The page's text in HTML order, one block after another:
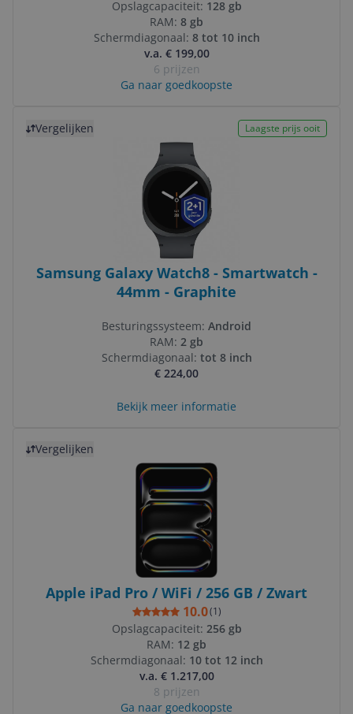
Opslagcapaciteit: 128 gb
RAM: 8 gb
Schermdiagonaal: 8 tot 10 inch
v.a. € 199,00
6 prijzen
Ga naar goedkoopste
Vergelijken Laagste prijs ooit
Samsung Galaxy Watch8 - Smartwatch -
44mm - Graphite
Besturingssysteem: Android
RAM: 2 gb
Schermdiagonaal: tot 8 inch
€ 224,00
Bekijk meer informatie
Vergelijken
Apple iPad Pro / WiFi / 256 GB / Zwart
10.0(1)
Opslagcapaciteit: 256 gb
RAM: 12 gb
Schermdiagonaal: 10 tot 12 inch
v.a. € 1.217,00
8 prijzen
Ga naar goedkoopste